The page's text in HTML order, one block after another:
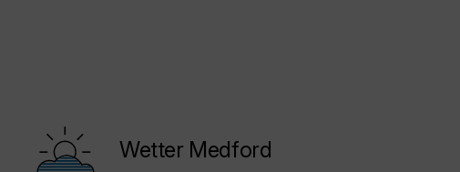
Wetter Medford